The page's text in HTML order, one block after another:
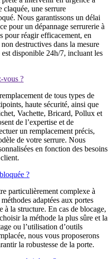
claquée, une serrure
Nous garantissons un délai
pour un dépannage serrurerie à
pour réagir efficacement, en
destructives dans la mesure
disponible 24h/7, incluant les
vous ?
de tous types de
haute sécurité, ainsi que
Vachette, Bricard, Pollux et
de l’expertise et de
un remplacement précis,
de votre serrure. Nous
en fonction des besoins
?
particulièrement complexe à
adaptées aux portes
la structure. En cas de blocage,
la méthode la plus sûre et la
ou l’utilisation d’outils
nous vous proposerons
la robustesse de la porte.